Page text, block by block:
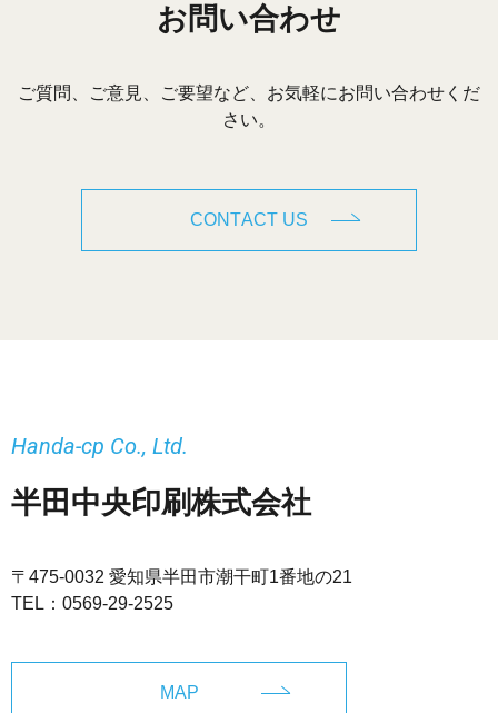
お問い合わせ
ご質問、ご意見、ご要望など、お気軽にお問い合わせくだ
さい。
CONTACT US
半田中央印刷株式会社
Handa-cp Co., Ltd.
〒475-0032 愛知県半田市潮干町1番地の21
TEL： 0569-29-2525
MAP